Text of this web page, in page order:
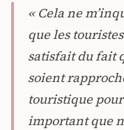
« Cela ne
que les
satisfait du fait
soient
touristique pour
important que